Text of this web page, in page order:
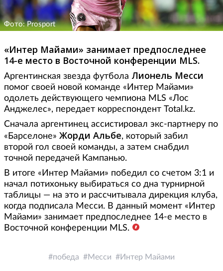
Фото: Prosport
«Интер Майами» занимает предпоследнее
14-е место в Восточной конференции MLS.
Аргентинская звезда футбола Лионель Месси
помог своей новой команде «Интер Майами»
одолеть действующего чемпиона MLS «Лос
Анджелес», передает корреспондент Total.kz.
Сначала аргентинец ассистировал экс-партнеру по
«Барселоне» Жорди Альбе, который забил
второй гол своей команды, а затем снабдил
точной передачей Кампанью.
В итоге «Интер Майами» победил со счетом 3:1 и
начал потихоньку выбираться со дна турнирной
таблицы — на это и рассчитывала дирекция клуба,
когда подписала Месси. В данный момент «Интер
Майами» занимает предпоследнее 14-е место в
Восточной конференции MLS.
победа Месси Интер Майами